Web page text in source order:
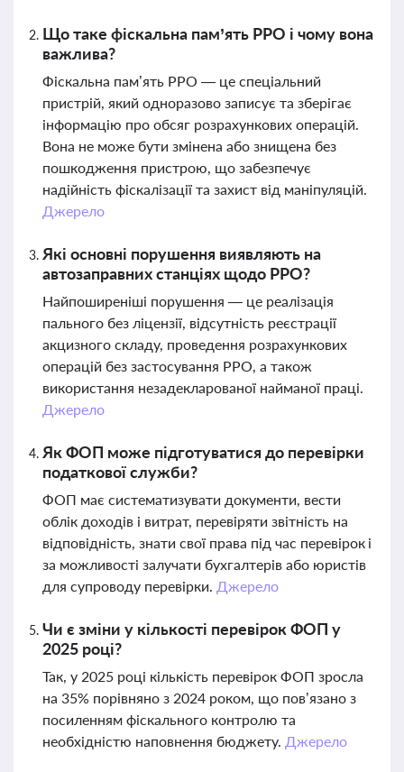
Що таке фіскальна пам’ять РРО і чому вона
важлива?
Фіскальна пам’ять РРО — це спеціальний
пристрій, який одноразово записує та зберігає
інформацію про обсяг розрахункових операцій.
Вона не може бути змінена або знищена без
пошкодження пристрою, що забезпечує
надійність фіскалізації та захист від маніпуляцій.
Джерело
Які основні порушення виявляють на
автозаправних станціях щодо РРО?
Найпоширеніші порушення — це реалізація
пального без ліцензії, відсутність реєстрації
акцизного складу, проведення розрахункових
операцій без застосування РРО, а також
використання незадекларованої найманої праці.
Джерело
Як ФОП може підготуватися до перевірки
податкової служби?
ФОП має систематизувати документи, вести
облік доходів і витрат, перевіряти звітність на
відповідність, знати свої права під час перевірок і
за можливості залучати бухгалтерів або юристів
для супроводу перевірки. Джерело
Чи є зміни у кількості перевірок ФОП у
2025 році?
Так, у 2025 році кількість перевірок ФОП зросла
на 35% порівняно з 2024 роком, що пов’язано з
посиленням фіскального контролю та
необхідністю наповнення бюджету. Джерело